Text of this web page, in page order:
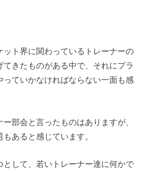
ット界に関わっているトレーナーの
てきたものがある中で、それにプラ
っていかなければならない一面も感
部会と言ったものはありますが、
あると感じています。
として、若いトレーナー達に何かで